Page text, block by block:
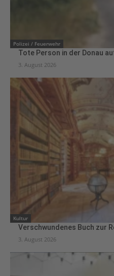
Polizei / Feuerwehr
Tote Person in der Donau
3. August 2026
Kultur
Verschwundenes Buch zur
3. August 2026